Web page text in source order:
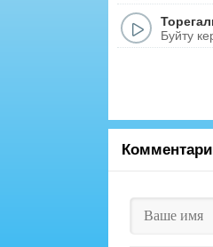
Буйту